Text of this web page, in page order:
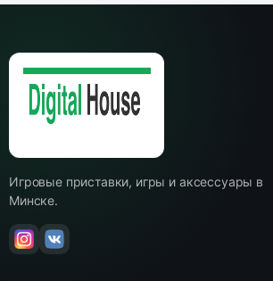
Игровые приставки, игры и аксессуары в
Минске.